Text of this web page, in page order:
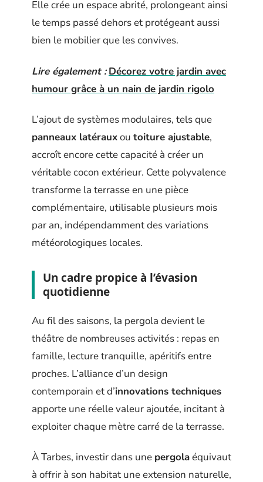
Elle crée un espace abrité, prolongeant ainsi
le temps passé dehors et protégeant aussi
bien le mobilier que les convives.
Lire également : Décorez votre jardin avec
humour grâce à un nain de jardin rigolo
L’ajout de systèmes modulaires, tels que
panneaux latérauxou toiture ajustable,
accroît encore cette capacité à créer un
véritable cocon extérieur. Cette polyvalence
transforme la terrasse en une pièce
complémentaire, utilisable plusieurs mois
par an, indépendamment des variations
météorologiques locales.
Un cadre propice à l’évasion
quotidienne
Au fil des saisons, la pergola devient le
théâtre de nombreuses activités : repas en
famille, lecture tranquille, apéritifs entre
proches. L’alliance d’un design
contemporain et d’innovations techniques
apporte une réelle valeur ajoutée, incitant à
exploiter chaque mètre carré de la terrasse.
À Tarbes, investir dans une pergolaéquivaut
à offrir à son habitat une extension naturelle,